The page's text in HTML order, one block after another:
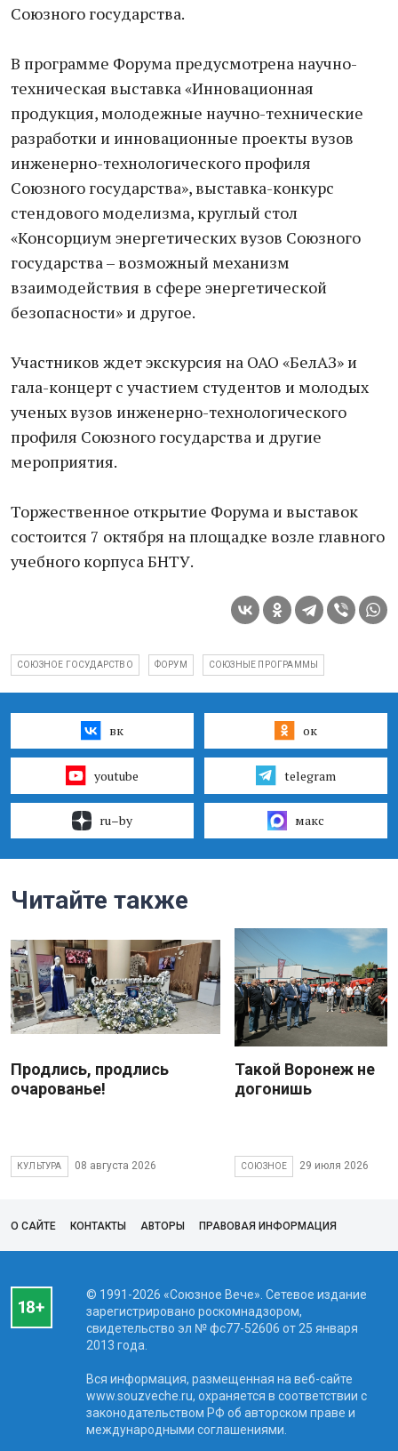
Союзного государства.
В программе Форума предусмотрена научно-
техническая выставка «Инновационная
продукция, молодежные научно-технические
разработки и инновационные проекты вузов
инженерно-технологического профиля
Союзного государства», выставка-конкурс
стендового моделизма, круглый стол
«Консорциум энергетических вузов Союзного
государства – возможный механизм
взаимодействия в сфере энергетической
безопасности» и другое.
Участников ждет экскурсия на ОАО «БелАЗ» и
гала-концерт с участием студентов и молодых
ученых вузов инженерно-технологического
профиля Союзного государства и другие
мероприятия.
Торжественное открытие Форума и выставок
состоится 7 октября на площадке возле главного
учебного корпуса БНТУ.
СОЮЗНОЕ ГОСУДАРСТВО ФОРУМ СОЮЗНЫЕ ПРОГРАММЫ
вк ок
youtube telegram
ru–by макс
Читайте также
Продлись, продлись
очарованье!
КУЛЬТУРА 08 августа 2026
Такой Воронеж не
догонишь
СОЮЗНОЕ 29 июля 2026
О САЙТЕ КОНТАКТЫ АВТОРЫ ПРАВОВАЯ ИНФОРМАЦИЯ
© 1991-2026 «Союзное Вече». Сетевое издание
зарегистрировано роскомнадзором,
свидетельство эл № фc77-52606 от 25 января
2013 года.
Вся информация, размещенная на веб-сайте
www.souzveche.ru, охраняется в соответствии с
законодательством РФ об авторском праве и
международными соглашениями.